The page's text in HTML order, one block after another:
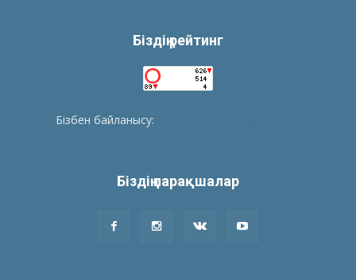
Біздің рейтинг
Бізбен байланысу:
Біздің парақшалар